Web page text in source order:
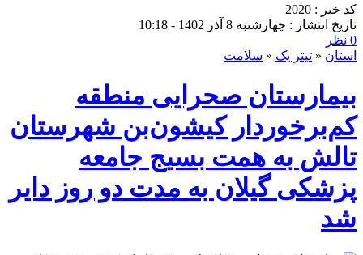
کد خبر : 2020
تاریخ انتشار : چهارشنبه 8 آذر 1402 - 10:18
0 نظر
استان « تیتر یک « سلامت
بیمارستان صحرایی منطقه
کم‌برخوردار کیشون‌بن شهرستان
تالش به همت بسیج جامعه
پزشکی گیلان به مدت دو روز دایر
شد